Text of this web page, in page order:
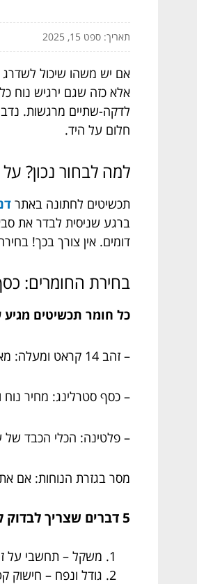
תאריך: ספט 15, 2025
אם יש משהו שיכול
אלא כזה שגם ירגיש נוח
לדקה-שתיים מרגשות.
חלום על היד.
למה לבחור נכון?
תכשיטים לחתונה באתר
דומים. אין צורך בכך!
בחירת החומרים:
כל חומר תכשיטים
– זהב 14 קראט ומעלה: מאזן מעולה בין עמידות למראה אלגנטי. יש לו חמימות טבעית שלא נעלמת עם הזמן.
– כסף סטרלינג: מחיר נוח
– פלטינה: הכלי הכבד של
מסר בגזרת הנוחות: אם את
5 דברים שצריך לבדוק לפני שאת סוגרת תכשיט לחופה
משקל – תחשבי על
גודל ונפח – חישוק